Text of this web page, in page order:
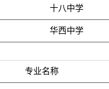
十八中学
华西中学
专业名称